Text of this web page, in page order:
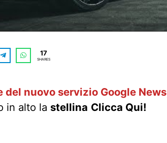
17
SHARES
del nuovo servizio Google News
in alto la stellina Clicca Qui!